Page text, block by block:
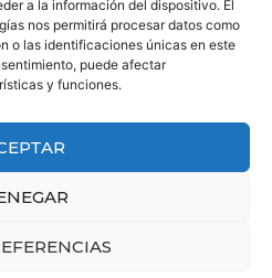
a la información del dispositivo. El
nos permitirá procesar datos como
o las identificaciones únicas en este
puede afectar
y funciones.